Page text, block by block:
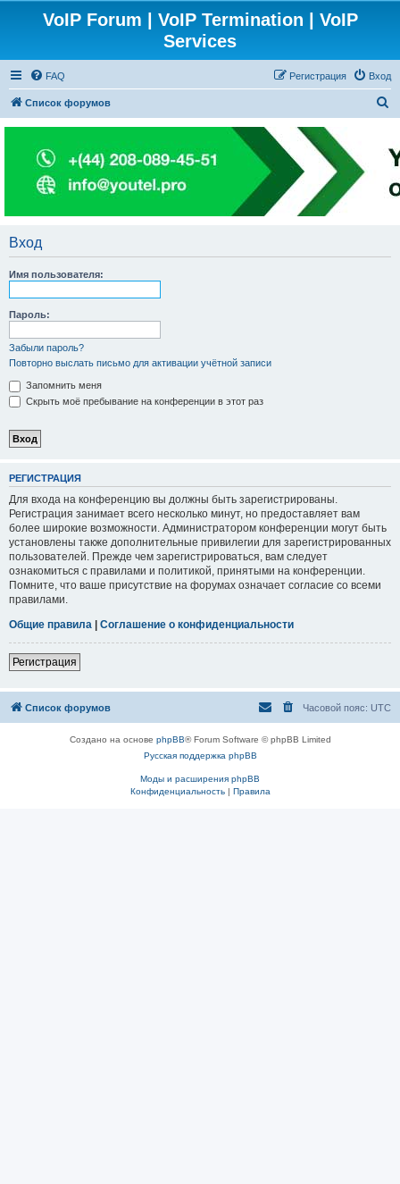
VoIP Forum | VoIP Termination | VoIP
Services
FAQ Вход
Регистрация
Список форумов
с
к
Вход
Имя пользователя:
Пароль:
Забыли пароль?
Повторно выслать письмо для активации учётной записи
Запомнить меня
Скрыть моё пребывание на конференции в этот раз
РЕГИСТРАЦИЯ
Для входа на конференцию вы должны быть зарегистрированы.
Регистрация занимает всего несколько минут, но предоставляет вам
более широкие возможности. Администратором конференции могут быть
установлены также дополнительные привилегии для зарегистрированных
пользователей. Прежде чем зарегистрироваться, вам следует
ознакомиться с правилами и политикой, принятыми на конференции.
Помните, что ваше присутствие на форумах означает согласие со всеми
правилами.
Общие правила | Соглашение о конфиденциальности
Регистрация
Список форумов Часовой пояс: UTC
Создано на основе phpBB® Forum Software © phpBB Limited
Русская поддержка phpBB
Моды и расширения phpBB
Конфиденциальность| Правила